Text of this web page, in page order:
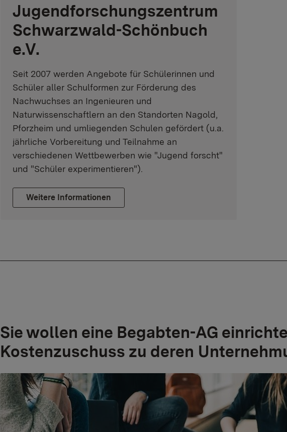
Jugendforschungszentrum
Schwarzwald-Schönbuch
e.V.
Seit 2007 werden Angebote für Schülerinnen und
Schüler aller Schulformen zur Förderung des
Nachwuchses an Ingenieuren und
Naturwissenschaftlern an den Standorten Nagold,
Pforzheim und umliegenden Schulen gefördert (u.a.
jährliche Vorbereitung und Teilnahme an
verschiedenen Wettbewerben wie "Jugend forscht"
und "Schüler experimentieren").
Weitere Informationen
Sie wollen eine Begabten-AG
Kostenzuschuss zu deren